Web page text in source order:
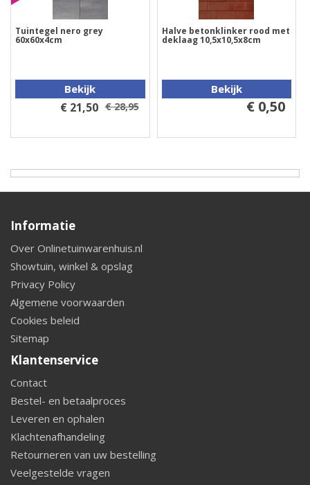
Tuintegel nero grey
60x60x4cm
Bekijk
€ 21,50 € 28,95
Halve betonklinker rood met
deklaag 10,5x10,5x8cm
Bekijk
€ 0,50
Informatie
Over Onlinetuinwarenhuis.nl
Showtuin, winkel & opslag
Privacy Policy
Algemene voorwaarden
Cookies beleid
Sitemap
Klantenservice
Contact
Bestel- en betaalproces
Leveren en ophalen
Klachtenafhandeling
Retourneren van uw bestelling
Veelgestelde vragen